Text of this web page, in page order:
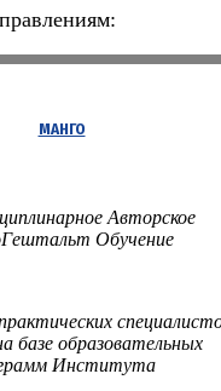
МАНГО
Авторское
Обучение
базе образовательных
Института